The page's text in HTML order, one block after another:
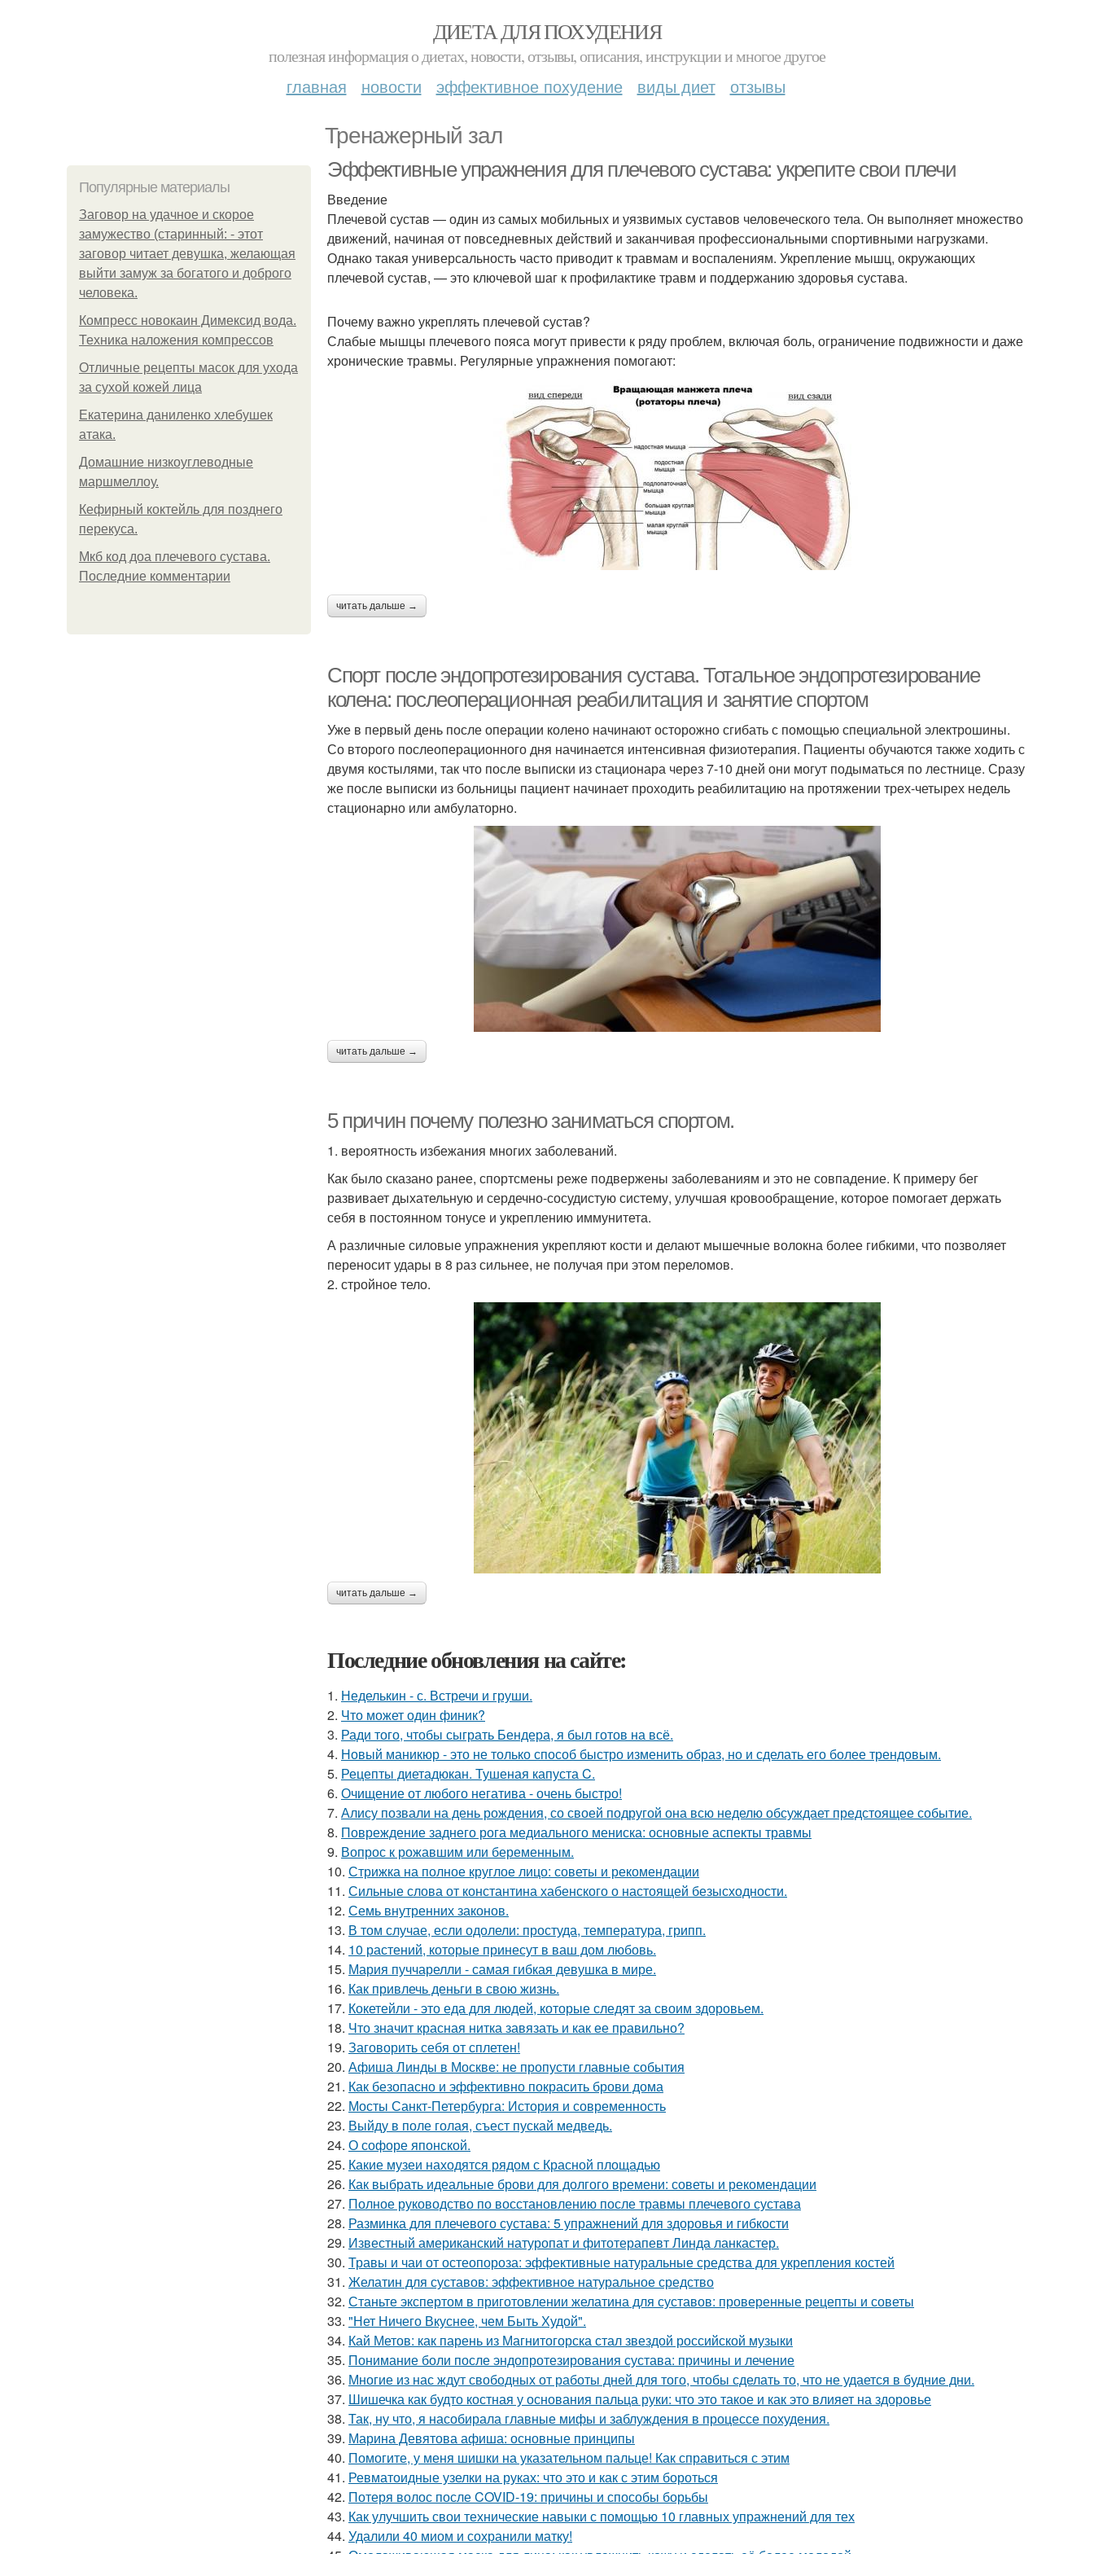
ДИЕТА ДЛЯ ПОХУДЕНИЯ
полезная информация о диетах, новости, отзывы, описания, инструкции и многое другое
главная новости эффективное похудение виды диет отзывы
Тренажерный зал
Популярные материалы
Заговор на удачное и скорое
замужество (старинный: - этот
заговор читает девушка, желающая
выйти замуж за богатого и доброго
человека.
Компресс новокаин Димексид вода.
Техника наложения компрессов
Отличные рецепты масок для ухода
за сухой кожей лица
Екатерина даниленко хлебушек
атака.
Домашние низкоуглеводные
маршмеллоу.
Кефирный коктейль для позднего
перекуса.
Мкб код доа плечевого сустава.
Последние комментарии
Эффективные упражнения для плечевого сустава: укрепите свои плечи
Введение
Плечевой сустав — один из самых мобильных и уязвимых суставов человеческого тела. Он выполняет множество
движений, начиная от повседневных действий и заканчивая профессиональными спортивными нагрузками.
Однако такая универсальность часто приводит к травмам и воспалениям. Укрепление мышц, окружающих
плечевой сустав, — это ключевой шаг к профилактике травм и поддержанию здоровья сустава.
Почему важно укреплять плечевой сустав?
Слабые мышцы плечевого пояса могут привести к ряду проблем, включая боль, ограничение подвижности и даже
хронические травмы. Регулярные упражнения помогают:
читать дальше →
Спорт после эндопротезирования сустава. Тотальное эндопротезирование
колена: послеоперационная реабилитация и занятие спортом
Уже в первый день после операции колено начинают осторожно сгибать с помощью специальной электрошины.
Со второго послеоперационного дня начинается интенсивная физиотерапия. Пациенты обучаются также ходить с
двумя костылями, так что после выписки из стационара через 7-10 дней они могут подыматься по лестнице. Сразу
же после выписки из больницы пациент начинает проходить реабилитацию на протяжении трех-четырех недель
стационарно или амбулаторно.
читать дальше →
5 причин почему полезно заниматься спортом.
1. вероятность избежания многих заболеваний.
Как было сказано ранее, спортсмены реже подвержены заболеваниям и это не совпадение. К примеру бег
развивает дыхательную и сердечно-сосудистую систему, улучшая кровообращение, которое помогает держать
себя в постоянном тонусе и укреплению иммунитета.
А различные силовые упражнения укрепляют кости и делают мышечные волокна более гибкими, что позволяет
переносит удары в 8 раз сильнее, не получая при этом переломов.
2. стройное тело.
читать дальше →
Последние обновления на сайте:
1. Неделькин - с. Встречи и груши.
2. Что может один финик?
3. Ради того, чтобы сыграть Бендера, я был готов на всё.
4. Новый маникюр - это не только способ быстро изменить образ, но и сделать его более трендовым.
5. Рецепты диетадюкан. Тушеная капуста C.
6. Очищение от любого негатива - очень быстро!
7. Алису позвали на день рождения, со своей подругой она всю неделю обсуждает предстоящее событие.
8. Повреждение заднего рога медиального мениска: основные аспекты травмы
9. Вопрос к рожавшим или беременным.
10. Стрижка на полное круглое лицо: советы и рекомендации
11. Сильные слова от константина хабенского о настоящей безысходности.
12. Семь внутренних законов.
13. В том случае, если одолели: простуда, температура, грипп.
14. 10 растений, которые принесут в ваш дом любовь.
15. Мария пуччарелли - самая гибкая девушка в мире.
16. Как привлечь деньги в свою жизнь.
17. Кокетейли - это еда для людей, которые следят за своим здоровьем.
18. Что значит красная нитка завязать и как ее правильно?
19. Заговорить себя от сплетен!
20. Афиша Линды в Москве: не пропусти главные события
21. Как безопасно и эффективно покрасить брови дома
22. Мосты Санкт-Петербурга: История и современность
23. Выйду в поле голая, съест пускай медведь.
24. О софоре японской.
25. Какие музеи находятся рядом с Красной площадью
26. Как выбрать идеальные брови для долгого времени: советы и рекомендации
27. Полное руководство по восстановлению после травмы плечевого сустава
28. Разминка для плечевого сустава: 5 упражнений для здоровья и гибкости
29. Известный американский натуропат и фитотерапевт Линда ланкастер.
30. Травы и чаи от остеопороза: эффективные натуральные средства для укрепления костей
31. Желатин для суставов: эффективное натуральное средство
32. Станьте экспертом в приготовлении желатина для суставов: проверенные рецепты и советы
33. "Нет Ничего Вкуснее, чем Быть Худой".
34. Кай Метов: как парень из Магнитогорска стал звездой российской музыки
35. Понимание боли после эндопротезирования сустава: причины и лечение
36. Многие из нас ждут свободных от работы дней для того, чтобы сделать то, что не удается в будние дни.
37. Шишечка как будто костная у основания пальца руки: что это такое и как это влияет на здоровье
38. Так, ну что, я насобирала главные мифы и заблуждения в процессе похудения.
39. Марина Девятова афиша: основные принципы
40. Помогите, у меня шишки на указательном пальце! Как справиться с этим
41. Ревматоидные узелки на руках: что это и как с этим бороться
42. Потеря волос после COVID-19: причины и способы борьбы
43. Как улучшить свои технические навыки с помощью 10 главных упражнений для тех
44. Удалили 40 миом и сохранили матку!